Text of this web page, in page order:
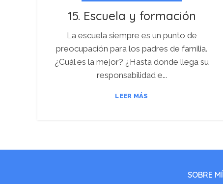
15. Escuela y formación
La escuela siempre es un punto de
preocupación para los padres de familia.
¿Cuál es la mejor? ¿Hasta donde llega su
responsabilidad e...
LEER MÁS
SOBRE MÍ